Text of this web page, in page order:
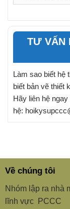
TƯ VẤN
Làm sao biết hệ
biết bản vẽ thiết
Hãy liên hệ
hệ:
Về chúng tôi
Nhóm lập ra nhà
lĩnh vực PCCC